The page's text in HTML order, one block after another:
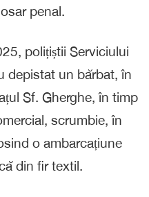
penal.
polițiștii Serviciului
depistat un bărbat, în
Sf. Gherghe, în timp
scrumbie, în
o ambarcațiune
din fir textil.